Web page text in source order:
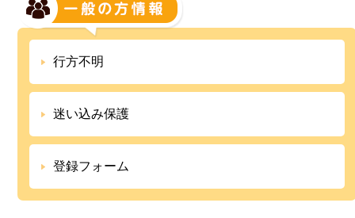
行方不明
迷い込み保護
登録フォーム